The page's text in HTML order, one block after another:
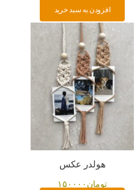
افزودن به سبد خرید
هولدر عکس
تومان ۱۵۰۰۰۰